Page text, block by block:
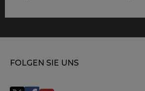
FOLGEN SIE UNS